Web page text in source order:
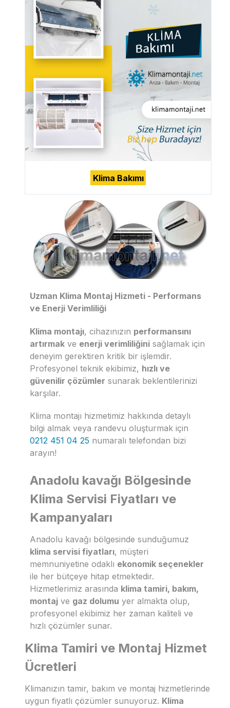
Klima Bakımı
Uzman Klima Montaj Hizmeti - Performans
ve Enerji Verimliliği
Klima montajı, cihazınızın performansını
artırmak ve enerji verimliliğini sağlamak için
deneyim gerektiren kritik bir işlemdir.
Profesyonel teknik ekibimiz, hızlı ve
güvenilir çözümler sunarak beklentilerinizi
karşılar.
Klima montajı hizmetimiz hakkında detaylı
bilgi almak veya randevu oluşturmak için
0212 451 04 25 numaralı telefondan bizi
arayın!
Anadolu kavağı Bölgesinde
Klima Servisi Fiyatları ve
Kampanyaları
Anadolu kavağı bölgesinde sunduğumuz
klima servisi fiyatları, müşteri
memnuniyetine odaklı ekonomik seçenekler
ile her bütçeye hitap etmektedir.
Hizmetlerimiz arasında klima tamiri, bakım,
montaj ve gaz dolumu yer almakta olup,
profesyonel ekibimiz her zaman kaliteli ve
hızlı çözümler sunar.
Klima Tamiri ve Montaj Hizmet
Ücretleri
Klimanızın tamir, bakım ve montaj hizmetlerinde
uygun fiyatlı çözümler sunuyoruz. Klima